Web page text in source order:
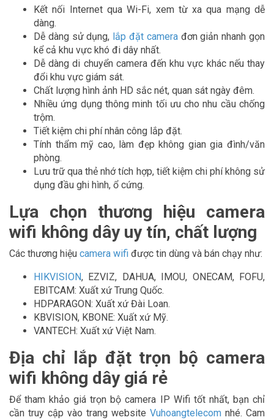
Kết nối Internet qua Wi-Fi, xem từ xa qua mạng dễ
dàng.
Dễ dàng sử dụng, lắp đặt camerađơn giản nhanh gọn
kể cả khu vực khó đi dây nhất.
Dễ dàng di chuyển camera đến khu vực khác nếu thay
đổi khu vực giám sát.
Chất lượng hình ảnh HD sắc nét, quan sát ngày đêm.
Nhiều ứng dụng thông minh tối ưu cho nhu cầu chống
trộm.
Tiết kiệm chi phí nhân công lắp đặt.
Tính thẩm mỹ cao, làm đẹp không gian gia đình/văn
phòng.
Lưu trữ qua thẻ nhớ tích hợp, tiết kiệm chi phí không sử
dụng đầu ghi hình, ổ cứng.
Lựa chọn thương hiệu camera
wifi không dây uy tín, chất lượng
Các thương hiệu camera wifi được tin dùng và bán chạy như:
HIKVISION, EZVIZ, DAHUA, IMOU, ONECAM, FOFU,
EBITCAM: Xuất xứ Trung Quốc.
HDPARAGON: Xuất xứ Đài Loan.
KBVISION, KBONE: Xuất xứ Mỹ.
VANTECH: Xuất xứ Việt Nam.
Địa chỉ lắp đặt trọn bộ camera
wifi không dây giá rẻ
Để tham khảo giá trọn bộ camera IP Wifi tốt nhất, bạn chỉ
cần truy cập vào trang website Vuhoangtelecom nhé. Cam